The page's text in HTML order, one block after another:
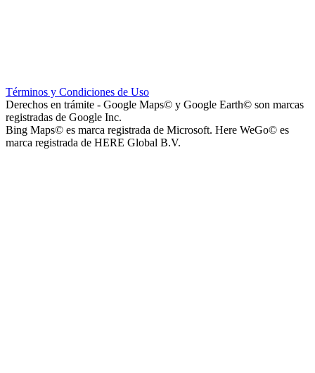
Términos y Condiciones de Uso
Derechos en trámite - Google Maps© y Google Earth© son marcas
registradas de Google Inc.
Bing Maps© es marca registrada de Microsoft. Here WeGo© es
marca registrada de HERE Global B.V.